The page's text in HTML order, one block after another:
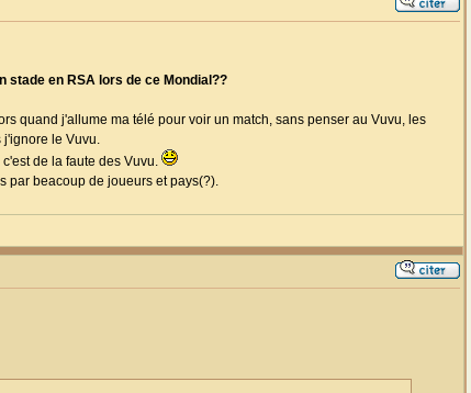
stade en RSA lors de ce Mondial??
quand j'allume ma télé pour voir un match, sans penser au Vuvu, les
j'ignore le Vuvu.
de la faute des Vuvu.
par beacoup de joueurs et pays(?).